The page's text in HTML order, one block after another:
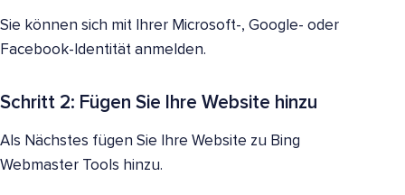
Sie können sich mit Ihrer Microsoft-, Google- oder
Facebook-Identität anmelden.
Schritt 2: Fügen Sie Ihre Website hinzu
Als Nächstes fügen Sie Ihre Website zu Bing
Webmaster Tools hinzu.